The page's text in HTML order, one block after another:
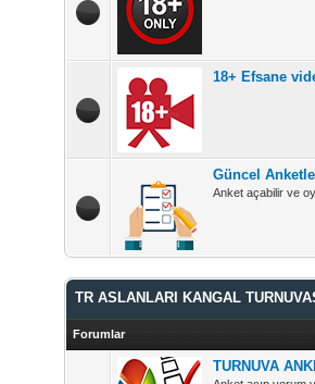
18+ Efsane
Güncel
Anket açabilir ve
TR ASLANLARI KANGAL
Forumlar
TURNUVA